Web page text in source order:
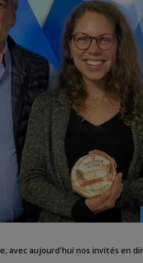
avec aujourd'hui nos invités en